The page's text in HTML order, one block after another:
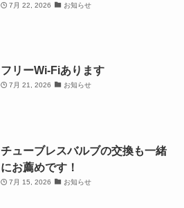
7月 22, 2026 お知らせ
フリーWi-Fiあります
7月 21, 2026 お知らせ
チューブレスバルブの交換も一緒
にお薦めです！
7月 15, 2026 お知らせ